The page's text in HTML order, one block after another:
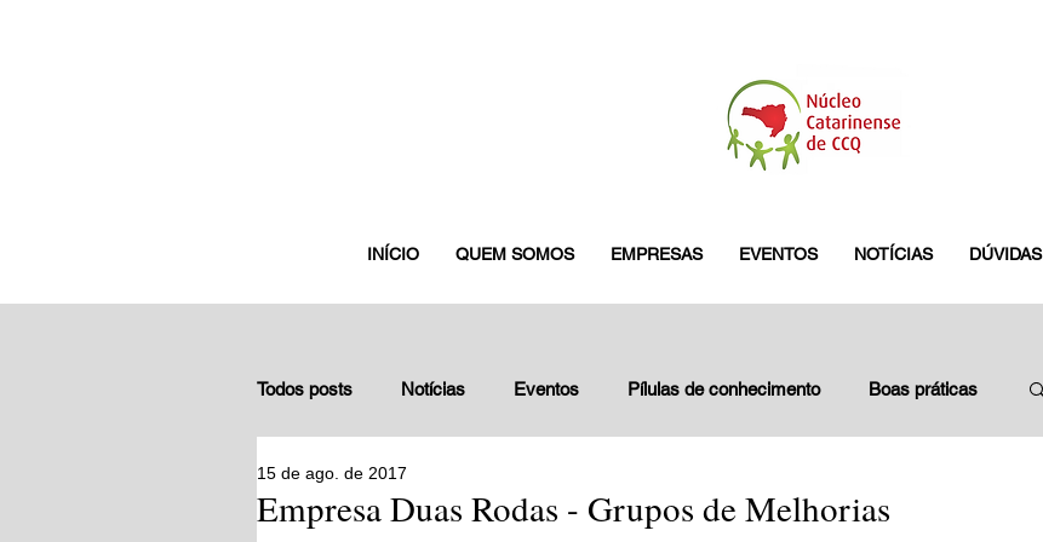
INÍCIO QUEM SOMOS EMPRESAS EVENTOS NOTÍCIAS DÚVIDAS
Todos posts Notícias Eventos Pílulas de conhecimento Boas práticas
Depoimentos de gestores nucleados
Empresa Duas Rodas - Grupos de Melhorias
15 de ago. de 2017